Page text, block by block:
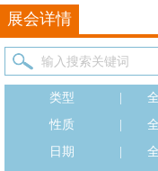
展会详情
类型
性质
日期